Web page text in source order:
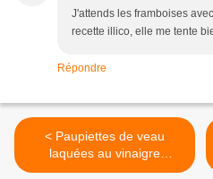
J'attends les framboises
recette illico, elle me tente
Répondre
< Paupiettes de veau
laquées au vinaigre
balsamique